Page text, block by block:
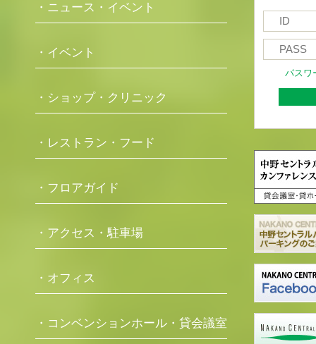
・ニュース・イベント
・イベント
・ショップ・クリニック
・レストラン・フード
・フロアガイド
・アクセス・駐車場
・オフィス
・コンベンションホール・貸会議室
パスワ